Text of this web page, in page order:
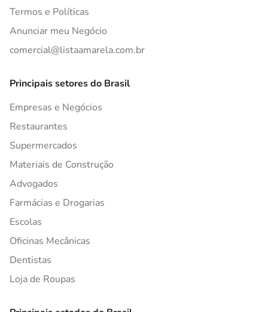
Termos e Políticas
Anunciar meu Negócio
comercial@listaamarela.com.br
Principais setores do Brasil
Empresas e Negócios
Restaurantes
Supermercados
Materiais de Construção
Advogados
Farmácias e Drogarias
Escolas
Oficinas Mecânicas
Dentistas
Loja de Roupas